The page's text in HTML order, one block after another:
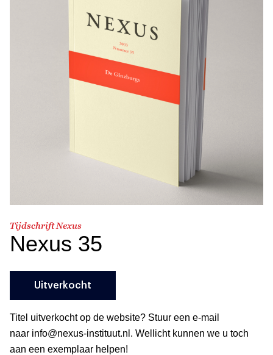
Tijdschrift Nexus
Nexus 35
Uitverkocht
Titel uitverkocht op de website? Stuur een e-mail
naar info@nexus-instituut.nl. Wellicht kunnen we u toch
aan een exemplaar helpen!